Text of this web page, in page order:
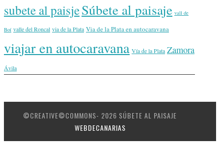
subete al paisjeSúbete al paisaje vall de
Boí valle del Roncal via de la Plata Via de la Plata en autocaravana
viajar en autocaravana Vía de la Plata Zamora
Ávila
©CREATIVE©COMMONS- 2026 SÚBETE AL PAISAJE
WEBDECANARIAS